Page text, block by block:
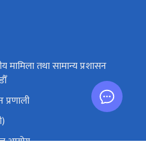
मामिला तथा सामान्य प्रशासन
आयोग